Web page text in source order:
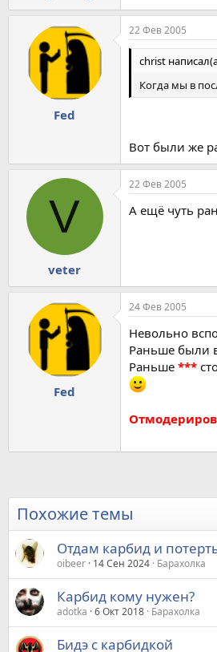
Fed
22 Фев 2005
christ
Когда мы в
Вот были же
V
veter
22 Фев 2005
А ещё чуть
Fed
24 Фев 2005
Невольно
Раньше были
Раньше ***
Похожие темы
Отдам карбид и
oibeer 14 Сен 2024 Барахолка
Карбид кому нужен?
adotka 6 Окт 2018 Барахолка
Бидэ с карбидкой